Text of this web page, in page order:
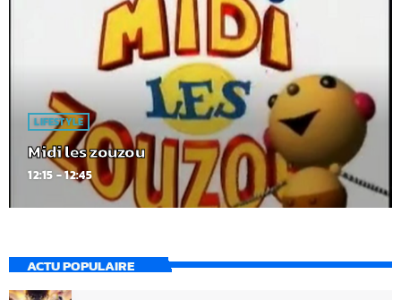
LIFESTYLE
Midi les zouzou
12:15 - 12:45
ACTU POPULAIRE